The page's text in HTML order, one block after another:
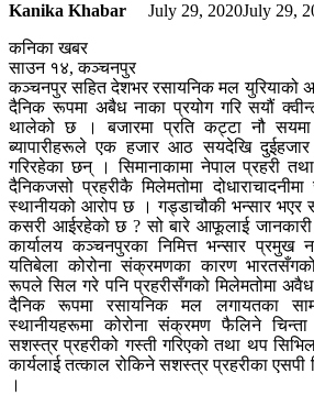
Kanika Khabar July 29, 2020July 29,
कनिका खबर
साउन १४, कञ्चनपुर
कञ्चनपुर सहित देशभर रसायनिक मल युरियाको
दैनिक रूपमा अबैध नाका प्रयोग गरि सयौं
थालेको छ । बजारमा प्रति कट्टा नौ सयमा
ब्यापारीहरूले एक हजार आठ सयदेखि दुईहजार
गरिरहेका छन् । सिमानाकामा नेपाल प्रहरी
दैनिकजसो प्रहरीकै मिलेमतोमा
स्थानीयको आरोप छ । गड्डाचौकी भन्सार भएर
कसरी आईरहेको छ ? सो बारे आफूलाई जानकारी
कार्यालय कञ्चनपुरका निमित्त भन्सार प्रमुख
यतिबेला कोरोना संक्रमणका कारण
रूपले सिल गरे पनि प्रहरीसँगको मिलेमतोमा अवैध
दैनिक रूपमा रसायनिक मल लगायतका
स्थानीयहरूमा कोरोना संक्रमण फैलिने
सशस्त्र प्रहरीको गस्ती गरिएको तथा थप
कार्यलाई तत्काल रोकिने सशस्त्र प्रहरीका एसपी
।